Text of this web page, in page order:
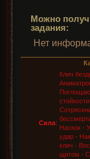
Можно
задания:
Нет
Сила:
Клич
стойкости
Наскок·
удар·
клич ·
щитом ·